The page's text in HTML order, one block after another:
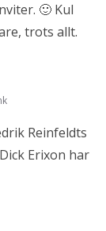
🙂 Kul
trots allt.
Reinfeldts
Erixon har